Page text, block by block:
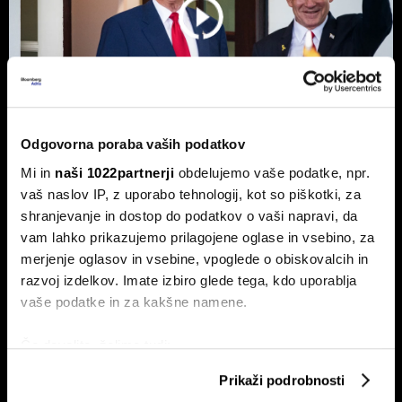
Odgovorna poraba vaših podatkov
Mi in naši 1022partnerji obdelujemo vaše podatke, npr.
vaš naslov IP, z uporabo tehnologij, kot so piškotki, za
shranjevanje in dostop do podatkov o vaši napravi, da
vam lahko prikazujemo prilagojene oglase in vsebino, za
merjenje oglasov in vsebine, vpoglede o obiskovalcih in
razvoj izdelkov. Imate izbiro glede tega, kdo uporablja
vaše podatke in za kakšne namene.
Če dovolite, želimo tudi:
Zbirati informacije o vaši geografski lokaciji, ki so
Prikaži podrobnosti
Top 5 novic za začetek dneva:
Odpiranje Hormuške ožine, a ne za
ZDA in Izrael?
To so prve novice dneva.